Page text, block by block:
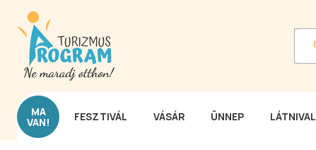
MA
VAN! FESZTIVÁL VÁSÁR ÜNNEP